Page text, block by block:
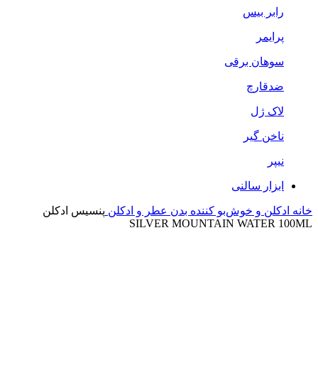
رابر بیس
پرایمر
سوهان برقی
ضدقارچ
لاک ژل
ناخن گیر
نیپر
ابزار سالنی
خانه ادکلن و خوش‌بو کننده بدن عطر و ادکلن پنسیس ادکلن
SILVER MOUNTAIN WATER 100ML